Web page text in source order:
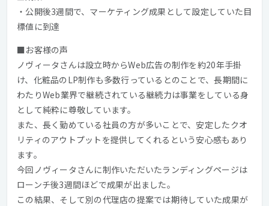
・公開後3週間で、マーケティング成果として設定していた目
標値に到達
■お客様の声
ノヴィータさんは設立時からWeb広告の制作を約20年手掛
け、化粧品のLP制作も多数行っているとのことで、長期間に
わたりWeb業界で継続されている継続力は事業をしている身
として純粋に尊敬しています。
また、長く勤めている社員の方が多いことで、安定したクオ
リティのアウトプットを提供してくれるという安心感もあり
ます。
今回ノヴィータさんに制作いただいたランディングページは
ローンチ後3週間ほどで成果が出ました。
この結果、そして別の代理店の提案では期待していた成果が